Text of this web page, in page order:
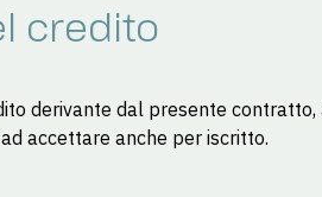
credito
derivante dal presente
accettare anche per iscritto.